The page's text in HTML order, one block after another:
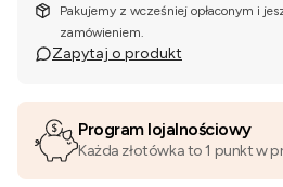
Pakujemy z wcześniej opłaconym i
zamówieniem.
Zapytaj o produkt
Program lojalnościowy
Każda złotówka to 1 punkt w